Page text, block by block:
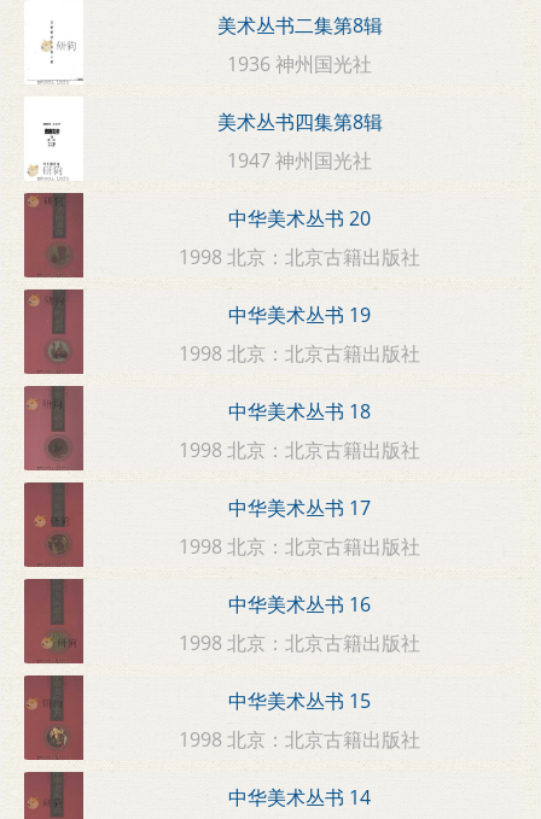
美术丛书二集第8辑
1936 神州国光社
美术丛书四集第8辑
1947 神州国光社
中华美术丛书 20
1998 北京：北京古籍出版社
中华美术丛书 19
1998 北京：北京古籍出版社
中华美术丛书 18
1998 北京：北京古籍出版社
中华美术丛书 17
1998 北京：北京古籍出版社
中华美术丛书 16
1998 北京：北京古籍出版社
中华美术丛书 15
1998 北京：北京古籍出版社
中华美术丛书 14